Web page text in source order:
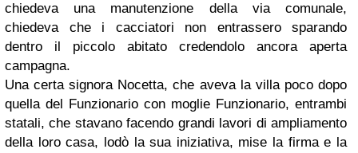
chiedeva una manutenzione della via comunale,
chiedeva che i cacciatori non entrassero sparando
dentro il piccolo abitato credendolo ancora aperta
campagna.
Una certa signora Nocetta, che aveva la villa poco dopo
quella del Funzionario con moglie Funzionario, entrambi
statali, che stavano facendo grandi lavori di ampliamento
della loro casa, lodò la sua iniziativa, mise la firma e la